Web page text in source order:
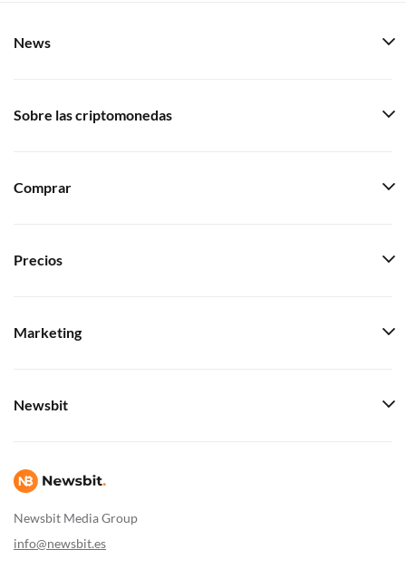
Newsbit Media Group
info@newsbit.es
News
Sobre las criptomonedas
Comprar
Precios
Marketing
Newsbit